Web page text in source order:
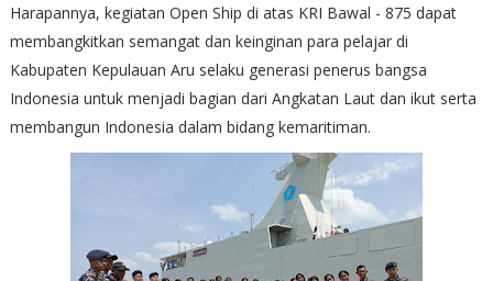
Harapannya, kegiatan Open Ship di atas KRI Bawal - 875 dapat
membangkitkan semangat dan keinginan para pelajar di
Kabupaten Kepulauan Aru selaku generasi penerus bangsa
Indonesia untuk menjadi bagian dari Angkatan Laut dan ikut serta
membangun Indonesia dalam bidang kemaritiman.